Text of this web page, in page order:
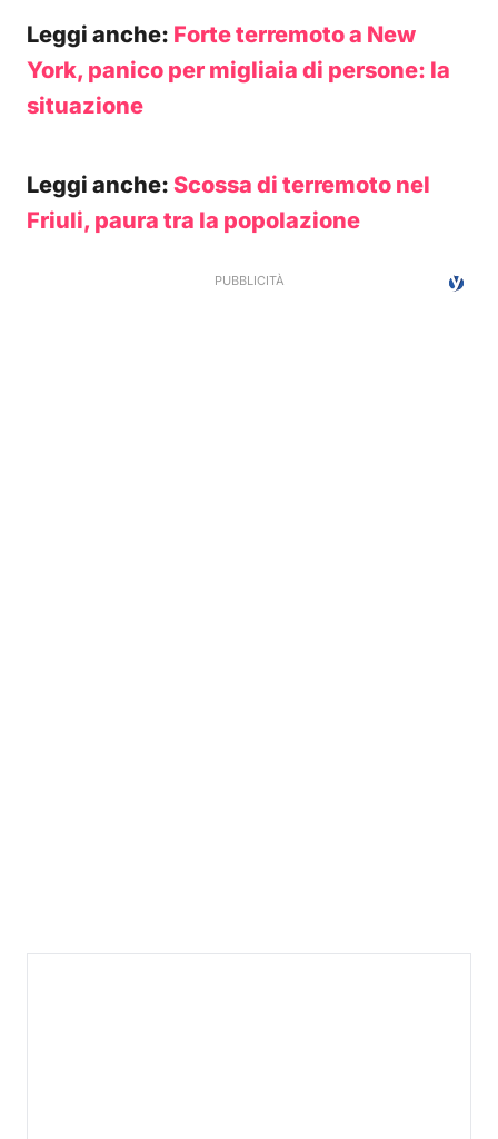
Leggi anche: Forte terremoto a New
York, panico per migliaia di persone: la
situazione
Leggi anche: Scossa di terremoto nel
Friuli, paura tra la popolazione